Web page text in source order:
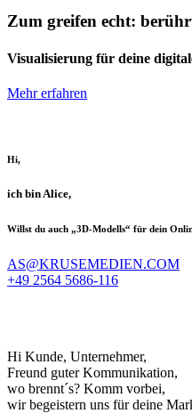
Zum greifen echt:
Visualisierung für deine
Mehr erfahren
Hi,
ich bin Alice,
Willst du auch „3D-Modells“ für dein
AS@KRUSEMEDIEN.COM
+49 2564 5686-116
Hi Kunde, Unternehmer,
Freund guter Kommunikation,
wo brennt´s? Komm vorbei,
wir begeistern uns für deine